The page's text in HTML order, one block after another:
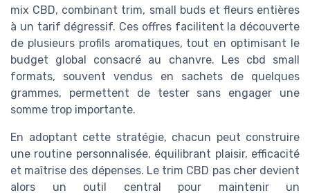
mix CBD, combinant trim, small buds et fleurs entières
à un tarif dégressif. Ces offres facilitent la découverte
de plusieurs profils aromatiques, tout en optimisant le
budget global consacré au chanvre. Les cbd small
formats, souvent vendus en sachets de quelques
grammes, permettent de tester sans engager une
somme trop importante.
En adoptant cette stratégie, chacun peut construire
une routine personnalisée, équilibrant plaisir, efficacité
et maîtrise des dépenses. Le trim CBD pas cher devient
alors un outil central pour maintenir un